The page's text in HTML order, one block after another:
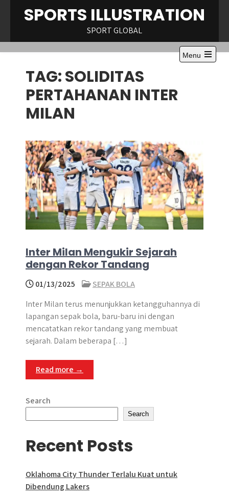
SPORTS ILLUSTRATION
SPORT GLOBAL
Menu
Open
TAG:SOLIDITAS
PERTAHANAN INTER
MILAN
Inter Milan Mengukir Sejarah
dengan Rekor Tandang
01/13/2025
SEPAK BOLA
Inter Milan terus menunjukkan ketangguhannya di
lapangan sepak bola, baru-baru ini dengan
mencatatkan rekor tandang yang membuat
sejarah. Dalam beberapa […]
Read more →
Search
Search
Recent Posts
Oklahoma City Thunder Terlalu Kuat untuk
Dibendung Lakers